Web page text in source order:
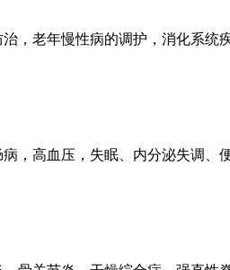
，老年慢性病的调护，消化系统
，高血压，失眠、内分泌失调、